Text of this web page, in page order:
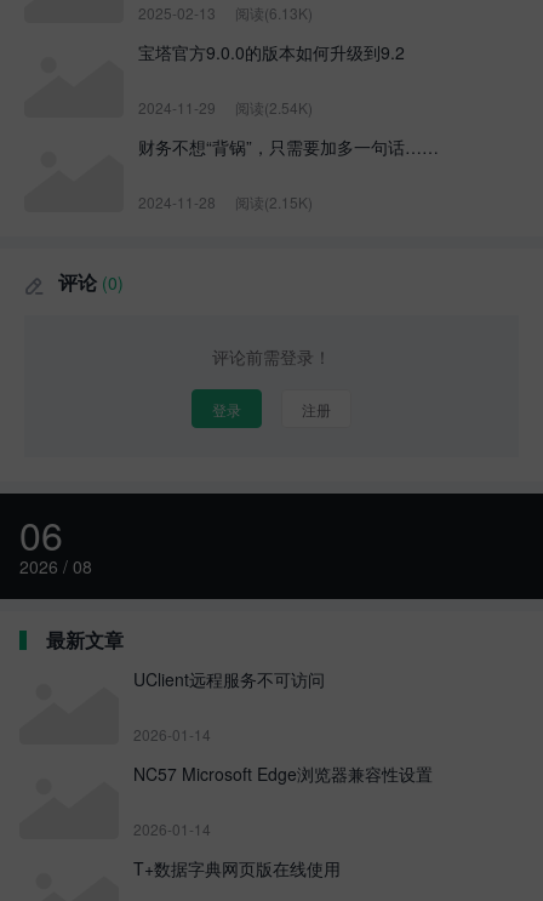
2025-02-13 阅读(6.13K)
宝塔官方9.0.0的版本如何升级到9.2
2024-11-29 阅读(2.54K)
财务不想“背锅”，只需要加多一句话……
2024-11-28 阅读(2.15K)
 评论 (0)
评论前需登录！
登录 注册
06
2026 / 08
最新文章
UClient远程服务不可访问
2026-01-14
NC57 Microsoft Edge浏览器兼容性设置
2026-01-14
T+数据字典网页版在线使用